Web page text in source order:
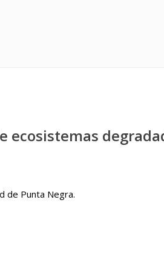
ecosistemas
de Punta Negra.